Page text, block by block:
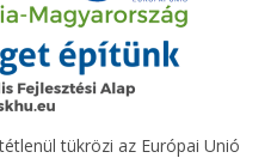
tükrözi az Európai Unió